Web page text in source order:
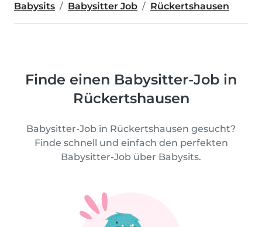
Babysits Babysitter Job Rückertshausen
Finde einen Babysitter-Job in
Rückertshausen
Babysitter-Job in Rückertshausen gesucht?
Finde schnell und einfach den perfekten
Babysitter-Job über Babysits.